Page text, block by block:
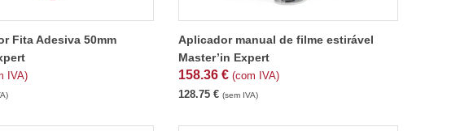
Fita Adesiva 50mm
IVA)
Aplicador manual de filme estirável
Master’in Expert
158.36 € (com IVA)
128.75 € (sem IVA)